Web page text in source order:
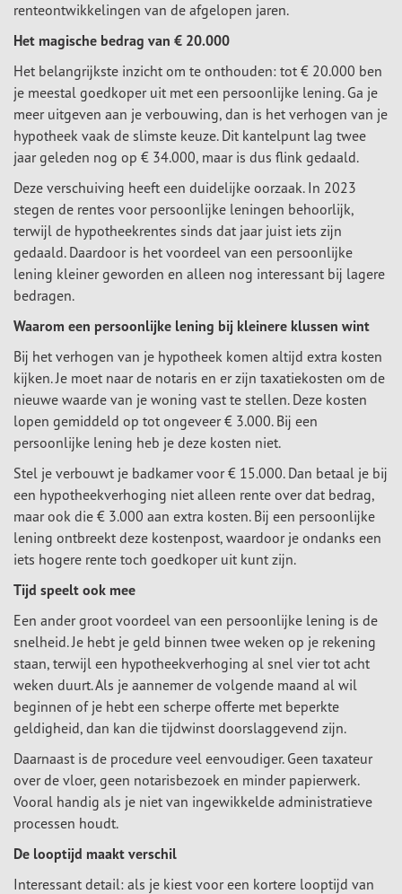
renteontwikkelingen van de afgelopen jaren.
Het magische bedrag van € 20.000
Het belangrijkste inzicht om te onthouden: tot € 20.000 ben
je meestal goedkoper uit met een persoonlijke lening. Ga je
meer uitgeven aan je verbouwing, dan is het verhogen van je
hypotheek vaak de slimste keuze. Dit kantelpunt lag twee
jaar geleden nog op € 34.000, maar is dus flink gedaald.
Deze verschuiving heeft een duidelijke oorzaak. In 2023
stegen de rentes voor persoonlijke leningen behoorlijk,
terwijl de hypotheekrentes sinds dat jaar juist iets zijn
gedaald. Daardoor is het voordeel van een persoonlijke
lening kleiner geworden en alleen nog interessant bij lagere
bedragen.
Waarom een persoonlijke lening bij kleinere klussen wint
Bij het verhogen van je hypotheek komen altijd extra kosten
kijken. Je moet naar de notaris en er zijn taxatiekosten om de
nieuwe waarde van je woning vast te stellen. Deze kosten
lopen gemiddeld op tot ongeveer € 3.000. Bij een
persoonlijke lening heb je deze kosten niet.
Stel je verbouwt je badkamer voor € 15.000. Dan betaal je bij
een hypotheekverhoging niet alleen rente over dat bedrag,
maar ook die € 3.000 aan extra kosten. Bij een persoonlijke
lening ontbreekt deze kostenpost, waardoor je ondanks een
iets hogere rente toch goedkoper uit kunt zijn.
Tijd speelt ook mee
Een ander groot voordeel van een persoonlijke lening is de
snelheid. Je hebt je geld binnen twee weken op je rekening
staan, terwijl een hypotheekverhoging al snel vier tot acht
weken duurt. Als je aannemer de volgende maand al wil
beginnen of je hebt een scherpe offerte met beperkte
geldigheid, dan kan die tijdwinst doorslaggevend zijn.
Daarnaast is de procedure veel eenvoudiger. Geen taxateur
over de vloer, geen notarisbezoek en minder papierwerk.
Vooral handig als je niet van ingewikkelde administratieve
processen houdt.
De looptijd maakt verschil
Interessant detail: als je kiest voor een kortere looptijd van